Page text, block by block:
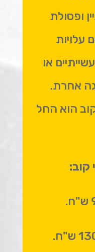
ופסולת
עלויות
או
אחרת.
הממוצע ל-8 קוב הוא החל
קוב: